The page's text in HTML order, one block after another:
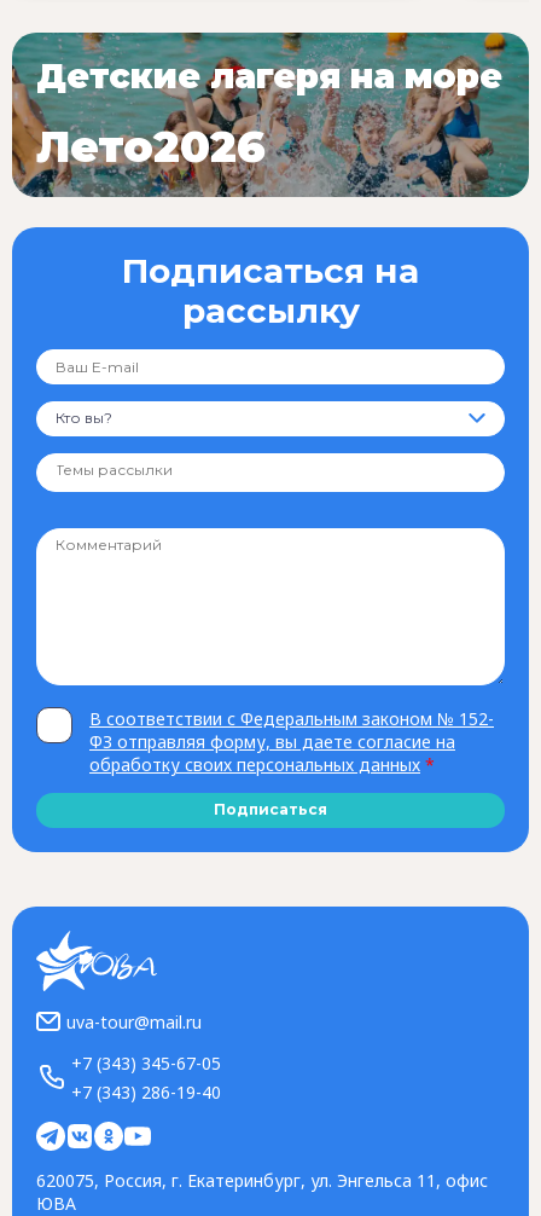
Подписаться на
рассылку
Кто вы?
В соответствии с Федеральным законом № 152-
ФЗ отправляя форму, вы даете согласие на
обработку своих персональных данных *
Подписаться
Детские лагеря на море
Лето2026
uva-tour@mail.ru
+7 (343) 345-67-05
+7 (343) 286-19-40
620075, Россия, г. Екатеринбург, ул. Энгельса 11, офис
ЮВА